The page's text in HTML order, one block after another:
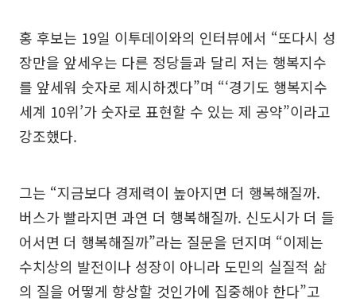
홍 후보는 19일 이투데이와의 인터뷰에서 “또다시 성
장만을 앞세우는 다른 정당들과 달리 저는 행복지수
를 앞세워 숫자로 제시하겠다”며 “‘경기도 행복지수
세계 10위’가 숫자로 표현할 수 있는 제 공약”이라고
강조했다.
그는 “지금보다 경제력이 높아지면 더 행복해질까.
버스가 빨라지면 과연 더 행복해질까. 신도시가 더 들
어서면 더 행복해질까”라는 질문을 던지며 “이제는
수치상의 발전이나 성장이 아니라 도민의 실질적 삶
의 질을 어떻게 향상할 것인가에 집중해야 한다”고